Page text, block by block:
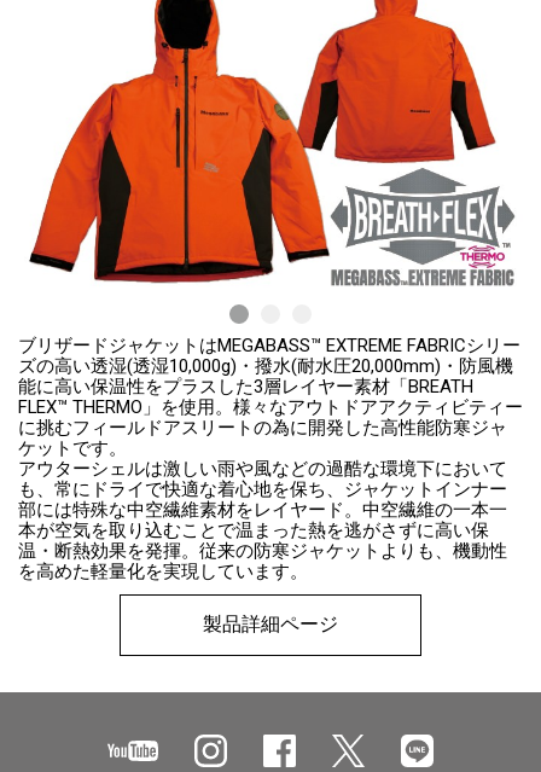
ブリザードジャケットはMEGABASS™ EXTREME FABRICシリー
ズの高い透湿(透湿10,000g)・撥水(耐水圧20,000mm)・防風機
能に高い保温性をプラスした3層レイヤー素材「BREATH
FLEX™ THERMO」を使用。様々なアウトドアアクティビティー
に挑むフィールドアスリートの為に開発した高性能防寒ジャ
ケットです。
アウターシェルは激しい雨や風などの過酷な環境下において
も、常にドライで快適な着心地を保ち、ジャケットインナー
部には特殊な中空繊維素材をレイヤード。中空繊維の一本一
本が空気を取り込むことで温まった熱を逃がさずに高い保
温・断熱効果を発揮。従来の防寒ジャケットよりも、機動性
を高めた軽量化を実現しています。
製品詳細ページ